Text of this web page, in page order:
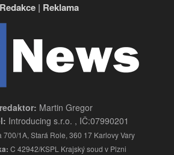
Redakce | Reklama
Martin Gregor
Introducing s.r.o. , IČ:07990201
700/1A, Stará Role, 360 17 Karlovy Vary
C 42942/KSPL Krajský soud v Plzni